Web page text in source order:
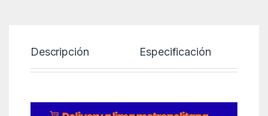
Descripción Especificación